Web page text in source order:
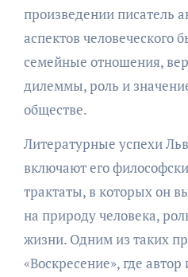
произведении писатель
аспектов человеческого
семейные отношения,
дилеммы, роль и
обществе.
Литературные успехи
включают его
трактаты, в которых он
на природу человека,
жизни. Одним из таких
«Воскресение», где